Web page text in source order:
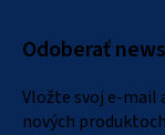
Odoberať
Vložte svoj e-mail
nových